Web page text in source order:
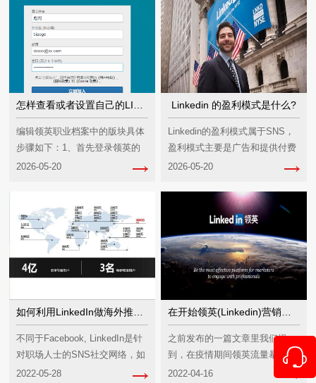
怎样查看或者设置自己的LINKEDIN（领英）域名?
编辑领英职业档案中的版块具体
步骤如下：1、首先登录领英的
账号，如下图所示。2、然后点
2026-05-20
Linkedin 的盈利模式是什么?
Linkedin的盈利模式属于SNS，
盈利模式主要是广告和提供付费
服务，由于网站的主要对象是商
2026-05-20
不同于Facebook, LinkedIn是针
对职场人士的SNS社交网络，如
果说Facebook和P...
2022-05-28
之前发布的一篇文章里我们提
到，在疫情期间领英流量暴增1.5
亿，总流量相当于Alibba的4.8
2022-04-16